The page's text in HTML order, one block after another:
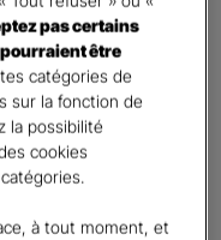
pas certains
être
catégories de
sur la fonction de
la possibilité
cookies
à tout moment, et